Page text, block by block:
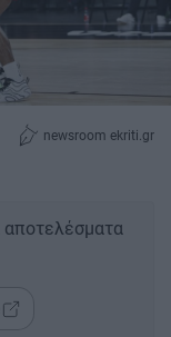
newsroom ekriti.gr
αποτελέσματα